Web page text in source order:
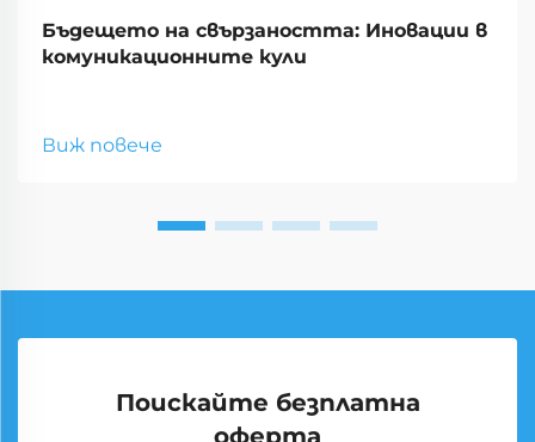
Бъдещето на свързаността: Иновации в
комуникационните кули
Виж повече
Поискайте безплатна
оферта